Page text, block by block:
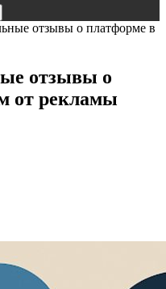
отзывы о платформе в
отзывы о
от рекламы